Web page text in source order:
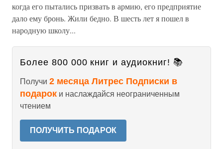
когда его пытались призвать в армию, его предприятие
дало ему бронь. Жили бедно. В шесть лет я пошел в
народную школу...
Более 800 000 книг и аудиокниг! 📚
Получи 2 месяца Литрес Подписки в
подарок и наслаждайся неограниченным
чтением
ПОЛУЧИТЬ ПОДАРОК